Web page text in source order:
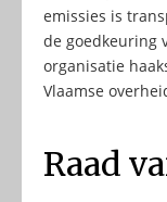
emissies is
de goedkeuring
organisatie
Vlaamse
Raad